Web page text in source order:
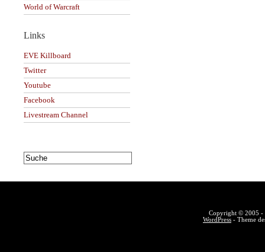
World of Warcraft
Links
EVE Killboard
Twitter
Youtube
Facebook
Livestream Channel
Copyright © 2005 -
WordPress - Theme